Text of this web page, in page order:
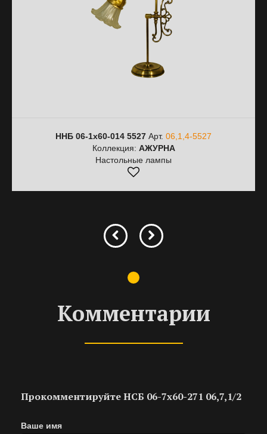
ННБ 06-1х60-014 5527 Арт. 06,1,4-5527
Коллекция: АЖУРНА
Настольные лампы
Комментарии
Прокомментируйте НСБ 06-7х60-271 06,7,1/2
Ваше имя